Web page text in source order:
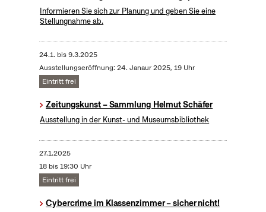
Informieren Sie sich zur Planung und geben Sie eine
Stellungnahme ab.
24.1. bis9.3.2025
Ausstellungseröffnung: 24. Janaur 2025, 19 Uhr
Eintritt frei
Zeitungskunst – Sammlung Helmut Schäfer
Ausstellung in der Kunst- und Museumsbibliothek
27.1.2025
18 bis 19:30 Uhr
Eintritt frei
Cybercrime im Klassenzimmer – sicher nicht!